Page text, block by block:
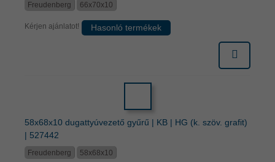
Freudenberg 66x70x10
Kérjen ajánlatot! Hasonló termékek
58x68x10 dugattyúvezető gyűrű | KB | HG (k. szöv. grafit)
| 527442
Freudenberg 58x68x10